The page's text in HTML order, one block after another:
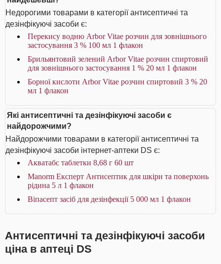
Недорогими товарами в категорії антисептичні та
дезінфікуючі засоби є:
Перекису водню Arbor Vitae розчин для зовнішнього
застосування 3 % 100 мл 1 флакон
Брильянтовий зелений Arbor Vitae розчин спиртовий
для зовнішнього застосування 1 % 20 мл 1 флакон
Борної кислоти Arbor Vitae розчин спиртовий 3 % 20
мл 1 флакон
Які антисептичні та дезінфікуючі засоби є
найдорожчими?
Найдорожчими товарами в категорії антисептичні та
дезінфікуючі засоби інтернет-аптеки DS є:
Акватабс таблетки 8,68 г 60 шт
Manorm Експерт Антисептик для шкіри та поверхонь
рідина 5 л 1 флакон
Віпасепт засіб для дезінфекції 5 000 мл 1 флакон
Антисептичні та дезінфікуючі засоби
ціна в аптеці DS